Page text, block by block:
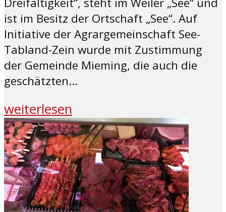
ist im Besitz der Ortschaft „See“. Auf
Initiative der Agrargemeinschaft See-
Tabland-Zein wurde mit Zustimmung
der Gemeinde Mieming, die auch die
geschätzten...
weiterlesen